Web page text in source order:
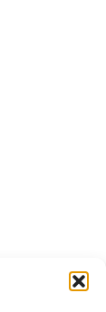
Galleria)